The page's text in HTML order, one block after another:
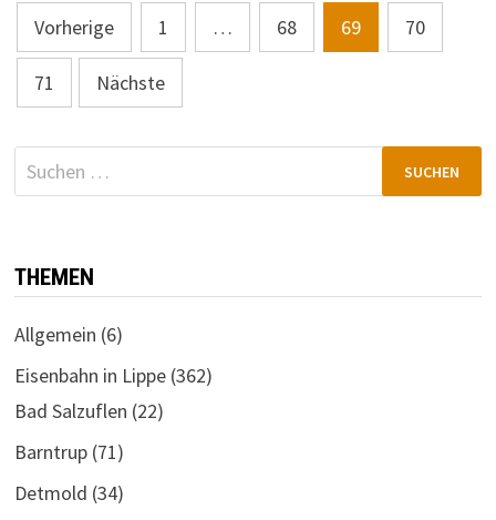
Seitennummerierung
der
Beiträge
Vorherige 1 … 68 69 70
71 Nächste
Suchen
nach:
THEMEN
Allgemein (6)
Eisenbahn in Lippe(362)
Bad Salzuflen (22)
Barntrup(71)
Detmold (34)